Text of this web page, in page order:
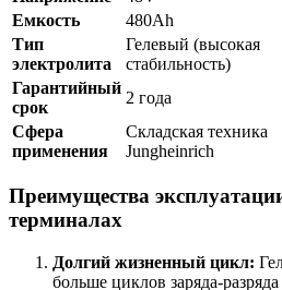
Емкость
480Ah
Тип
электролита
Гелевый (высокая
стабильность)
Гарантийный
срок
2 года
Сфера
применения
Складская техника
Jungheinrich
Преимущества
терминалах
Долгий жизненный цикл:
больше циклов заряда-